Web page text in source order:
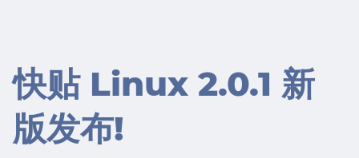
快贴 Linux 2.0.1 新
版发布!